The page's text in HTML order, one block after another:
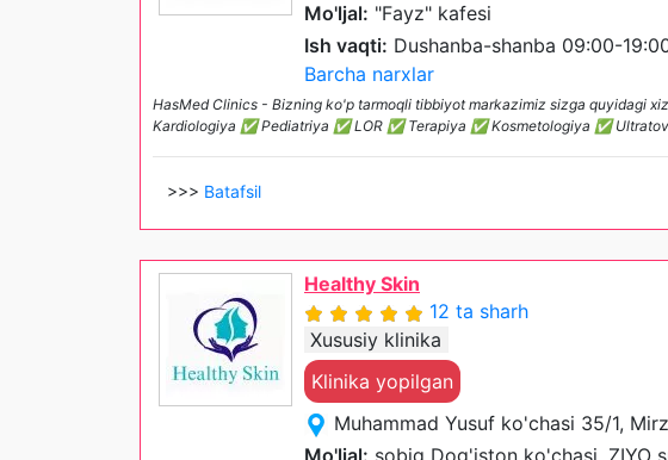
Mo'ljal: "Fayz" kafesi
Ish vaqti: Dushanba-shanba 09:00-
Barcha narxlar
HasMed Clinics - Bizning ko'p tarmoqli tibbiyot markazimiz sizga quyidagi
Kardiologiya ✅ Pediatriya ✅ LOR ✅ Terapiya ✅ Kosmetologiya ✅
>>> Batafsil
Healthy Skin
12 ta sharh
Xususiy klinika
Klinika yopilgan
Muhammad Yusuf ko'chasi 35/1,